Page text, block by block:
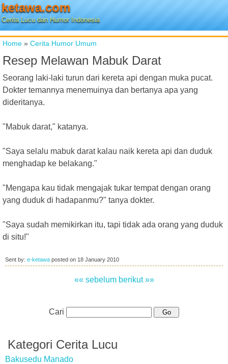
ketawa.com
Cerita Lucu dan Humor Indonesia
Home » Cerita Humor Umum
Resep Melawan Mabuk Darat
Seorang laki-laki turun dari kereta api dengan muka pucat.
Dokter temannya menemuinya dan bertanya apa yang
dideritanya.
"Mabuk darat," katanya.
"Saya selalu mabuk darat kalau naik kereta api dan duduk
menghadap ke belakang."
"Mengapa kau tidak mengajak tukar tempat dengan orang
yang duduk di hadapanmu?" tanya dokter.
"Saya sudah memikirkan itu, tapi tidak ada orang yang duduk
di situ!"
Sent by: e-ketawa posted on 18 January 2010
«« sebelum berikut »»
Cari
Kategori Cerita Lucu
Bakusedu Manado